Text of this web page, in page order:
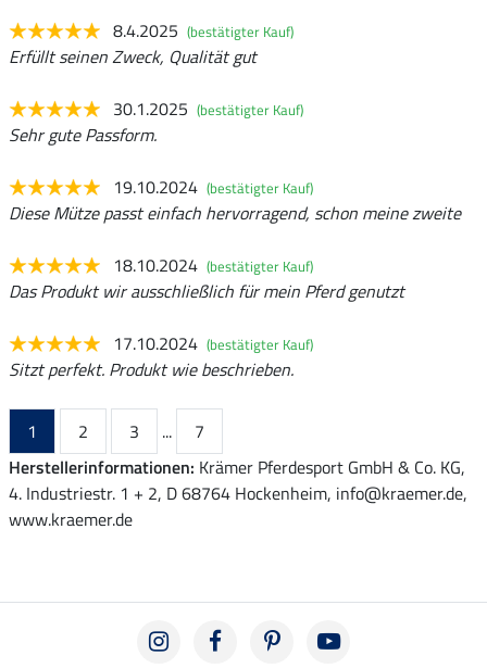
8.4.2025 (bestätigter Kauf)
Erfüllt seinen Zweck, Qualität gut
30.1.2025 (bestätigter Kauf)
Sehr gute Passform.
19.10.2024 (bestätigter Kauf)
Diese Mütze passt einfach hervorragend, schon meine zweite
18.10.2024 (bestätigter Kauf)
Das Produkt wir ausschließlich für mein Pferd genutzt
17.10.2024 (bestätigter Kauf)
Sitzt perfekt. Produkt wie beschrieben.
1 2 3 ...
7
Herstellerinformationen: Krämer Pferdesport GmbH & Co. KG,
4. Industriestr. 1 + 2, D 68764 Hockenheim, info@kraemer.de,
www.kraemer.de